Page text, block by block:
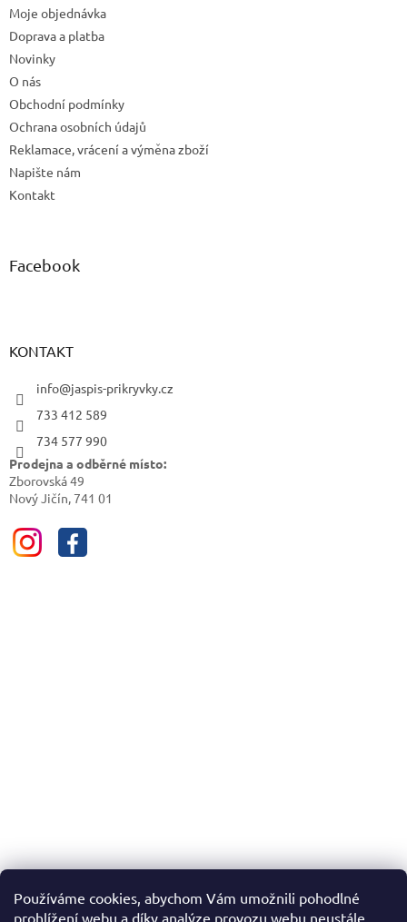
Používáme cookies, abychom Vám umožnili pohodlné
prohlížení webu a díky analýze provozu webu neustále
Moje objednávka
Doprava a platba
Novinky
O nás
Obchodní podmínky
Ochrana osobních údajů
Reklamace, vrácení a výměna zboží
Napište nám
Kontakt
Facebook
KONTAKT
info@jaspis-prikryvky.cz
733 412 589
734 577 990
Prodejna a odběrné místo:
Zborovská 49
Nový Jičín, 741 01